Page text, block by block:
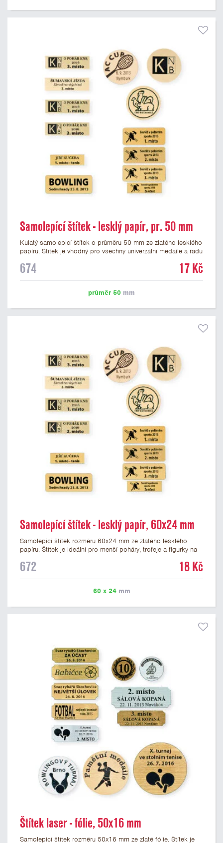
Samolepící štítek - lesklý papír, pr. 50 mm
Kulatý samolepicí štítek o průměru 50 mm ze zlatého lesklého
papíru. Štítek je vhodný pro všechny univerzální medaile a řadu
mm. Na štítek je možné vytisknout logo nebo text dle vašeho
674 17 Kč
průměr 50 mm
Samolepící štítek - lesklý papír, 60x24 mm
Samolepicí štítek rozměru 60x24 mm ze zlatého lesklého
papíru. Štítek je ideální pro menší poháry, trofeje a figurky na
libovolné logo nebo text. Potisk štítku je zahrnut v ceně. U
výrobu štítku je možné přiložit v prvním kroku objednávky.
672 18 Kč
60 x 24mm
Štítek laser - fólie, 50x16 mm
Samolepicí štítek rozměru 50x16 mm ze zlaté fólie. Štítek je